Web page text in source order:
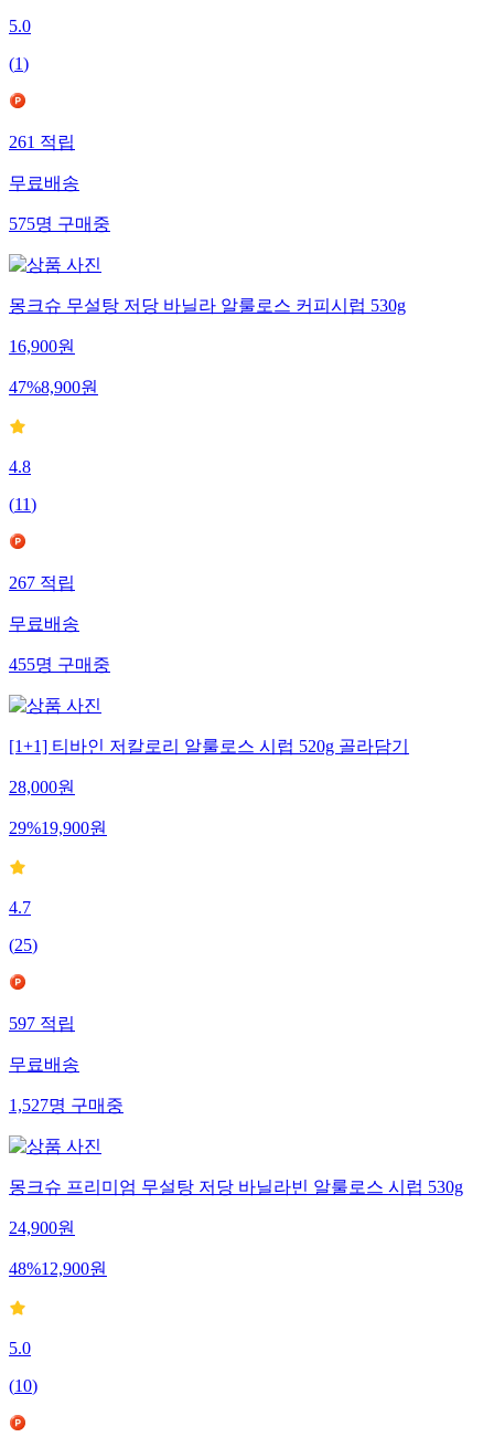
5.0
(1)
261적립
무료배송
575명구매중
몽크슈 무설탕 저당 바닐라 알룰로스 커피시럽 530g
16,900원
47%8,900원
4.8
(11)
267적립
무료배송
455명구매중
[1+1] 티바인 저칼로리 알룰로스 시럽 520g 골라담기
28,000원
29%19,900원
4.7
(25)
597적립
무료배송
1,527명구매중
몽크슈 프리미엄 무설탕 저당 바닐라빈 알룰로스 시럽 530g
24,900원
48%12,900원
5.0
(10)